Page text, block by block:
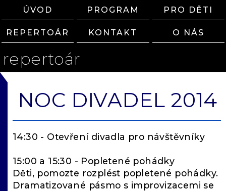
ÚVOD PROGRAM PRO DĚTI
REPERTOÁR KONTAKT O NÁS
repertoár
NOC DIVADEL 2014
14:30 - Otevření divadla pro návštěvníky
15:00 a 15:30 - Popletené pohádky
Děti, pomozte rozplést popletené pohádky.
Dramatizované pásmo s improvizacemi se